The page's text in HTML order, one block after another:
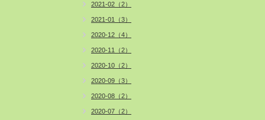
2021-02（2）
2021-01（3）
2020-12（4）
2020-11（2）
2020-10（2）
2020-09（3）
2020-08（2）
2020-07（2）